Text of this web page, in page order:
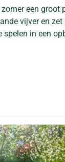
een
vijver en
in een